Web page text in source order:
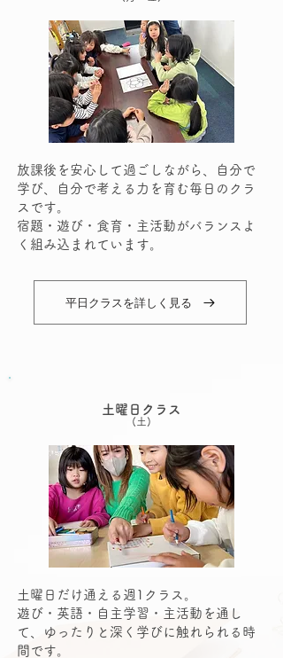
放課後を安心して過ごしながら、自分で
学び、自分で考える力を育む毎日のクラ
スです。
宿題・遊び・食育・主活動がバランスよ
く組み込まれています。
平日クラスを詳しく見る
土曜日クラス
(土)
土曜日だけ通える週1クラス。
遊び・英語・自主学習・主活動を通し
て、ゆったりと深く学びに触れられる時
間です。